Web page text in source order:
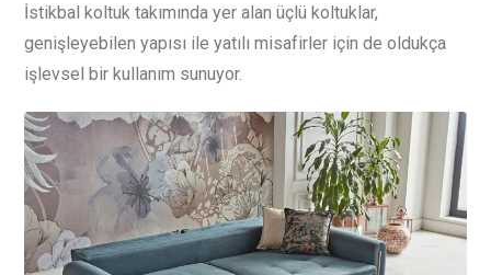
İstikbal koltuk takımında yer alan üçlü koltuklar,
genişleyebilen yapısı ile yatılı misafirler için de oldukça
işlevsel bir kullanım sunuyor.